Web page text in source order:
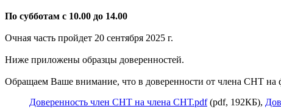
По субботам с 10.00 до 14.00
Очная часть пройдет 20 сентября 2025 г.
Ниже приложены образцы доверенностей.
Обращаем Ваше внимание, что в доверенности от члена СНТ на
Доверенность член СНТ на члена СНТ.pdf(pdf, 192КБ),